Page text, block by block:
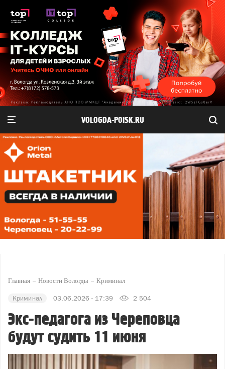
VOLOGDA-POISK.RU
Главная Новости Вологды Криминал
Криминал 03.06.2026 - 17:39 2 504
Экс-педагога из Череповца
будут судить 11 июня